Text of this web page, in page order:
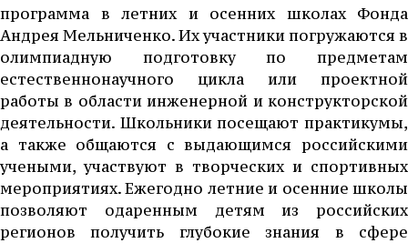
программа в летних и осенних школах Фонда
Андрея Мельниченко. Их участники погружаются в
олимпиадную подготовку по предметам
естественнонаучного цикла или проектной
работы в области инженерной и конструкторской
деятельности. Школьники посещают практикумы,
а также общаются с выдающимся российскими
учеными, участвуют в творческих и спортивных
мероприятиях. Ежегодно летние и осенние школы
позволяют одаренным детям из российских
регионов получить глубокие знания в сфере